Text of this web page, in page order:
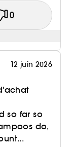
0
12 juin 2026
so far so
do,